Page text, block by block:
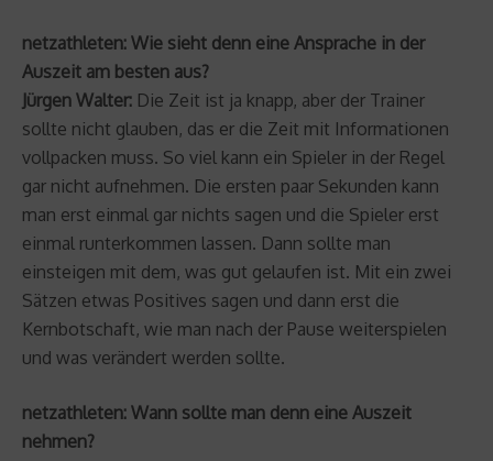
netzathleten: Wie sieht denn eine Ansprache in der
Auszeit am besten aus?
Jürgen Walter: Die Zeit ist ja knapp, aber der Trainer
sollte nicht glauben, das er die Zeit mit Informationen
vollpacken muss. So viel kann ein Spieler in der Regel
gar nicht aufnehmen. Die ersten paar Sekunden kann
man erst einmal gar nichts sagen und die Spieler erst
einmal runterkommen lassen. Dann sollte man
einsteigen mit dem, was gut gelaufen ist. Mit ein zwei
Sätzen etwas Positives sagen und dann erst die
Kernbotschaft, wie man nach der Pause weiterspielen
und was verändert werden sollte.
netzathleten: Wann sollte man denn eine Auszeit
nehmen?